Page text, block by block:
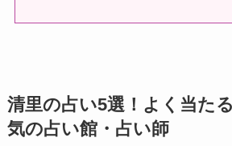
清里の占い5選！よく当た
気の占い館・占い師